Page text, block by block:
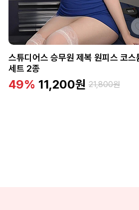
스튜디어스 승무원 제복 원피스 코스
세트 2종
49% 11,200원 21,800원